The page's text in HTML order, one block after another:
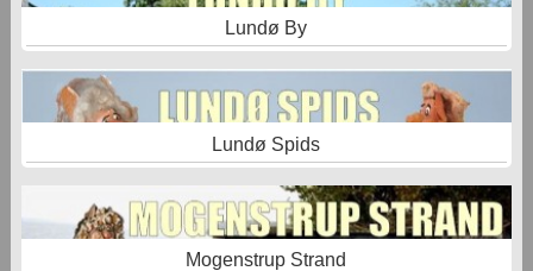
Lundø By
Lundø Spids
Mogenstrup Strand